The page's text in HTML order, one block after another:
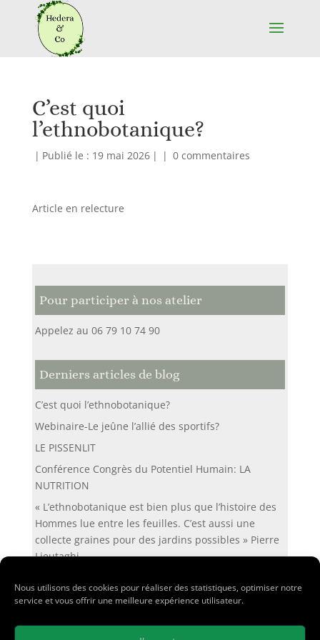
Nous utilisons des cookies pour réaliser des statistiques, optimiser notre
service et vous offrir une meilleure expérience utilisateur.
C’est quoi
l’ethnobotanique?
| Publié le : 19 mai 2026 | | 0 commentaires
Article en relecture
Pour participer à nos atelier
Appelez au 06 79 10 74 90
Derniers articles de blog
C’est quoi l’ethnobotanique?
Webinaire-Le jeûne l’allié des sportifs?
LE PISSENLIT
Conférence Congrès du Potentiel Humain: LA
NUTRITION
« L’ethnobotanique est bien plus que l’histoire des
Hommes lue entre les feuilles. C’est aussi une
collecte graines pour des jardins possibles » Pierre
Lieutaghi